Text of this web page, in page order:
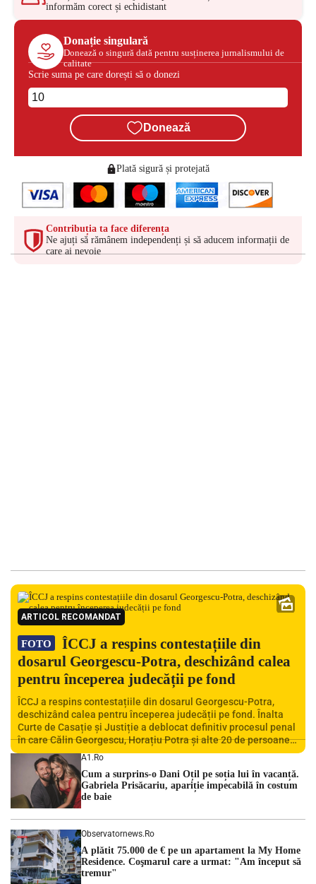
informăm corect și echidistant
Donație singulară
Donează o singură dată pentru susținerea jurnalismului de
calitate
Scrie suma pe care dorești să o donezi
Donează
Plată sigură și protejată
Contribuția ta face diferența
Ne ajuți să rămânem independenți și să aducem informații de
care ai nevoie
ARTICOL RECOMANDAT
FOTO
ÎCCJ a respins contestațiile din
dosarul Georgescu-Potra, deschizând calea
pentru începerea judecății pe fond
ÎCCJ a respins contestațiile din dosarul Georgescu-Potra,
deschizând calea pentru începerea judecății pe fond. Înalta
Curte de Casație și Justiție a deblocat definitiv procesul penal
în care Călin Georgescu, Horațiu Potra și alte 20 de persoane
sunt acuzați de acțiuni îndreptate împotriva ordinii
constituționale. În ședința din camera preliminară, judecătorii
de la instanța supremă au […]
A1.ro
Cum a surprins-o Dani Oțil pe soția lui în vacanță.
Gabriela Prisăcariu, apariție impecabilă în costum
de baie
Observatornews.ro
A plătit 75.000 de € pe un apartament la My Home
Residence. Coşmarul care a urmat: "Am început să
tremur"